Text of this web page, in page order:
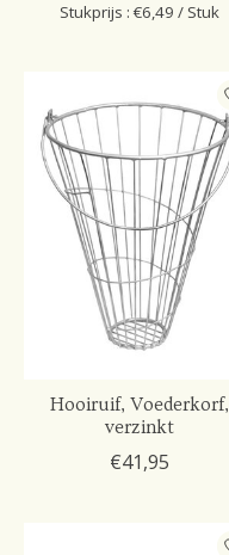
Stukprijs : €6,49 / Stuk
Hooiruif, Voederkorf,
verzinkt
€41,95